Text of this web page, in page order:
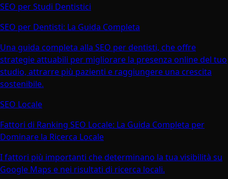
SEO per Studi Dentistici
SEO per Dentisti: La Guida Completa
Una guida completa alla SEO per dentisti, che offre
strategie attuabili per migliorare la presenza online del tuo
studio, attrarre più pazienti e raggiungere una crescita
sostenibile.
SEO Locale
Fattori di Ranking SEO Locale: La Guida Completa per
Dominare la Ricerca Locale
I fattori più importanti che determinano la tua visibilità su
Google Maps e nei risultati di ricerca locali.